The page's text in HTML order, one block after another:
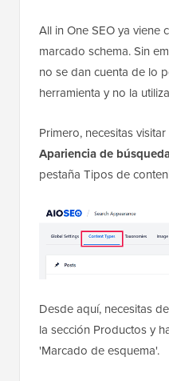
All in One SEO ya
marcado schema. Sin
no se dan cuenta de lo
herramienta y no la
Primero, necesitas
Apariencia de
pestaña Tipos de
Desde aquí, necesitas
la sección Productos y
'Marcado de esquema'.